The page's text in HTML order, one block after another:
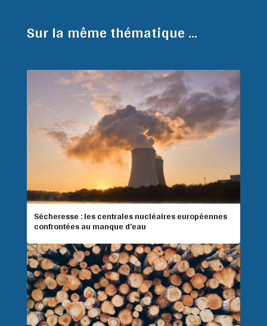
Sur la même thématique ...
Sécheresse : les centrales nucléaires européennes
confrontées au manque d’eau